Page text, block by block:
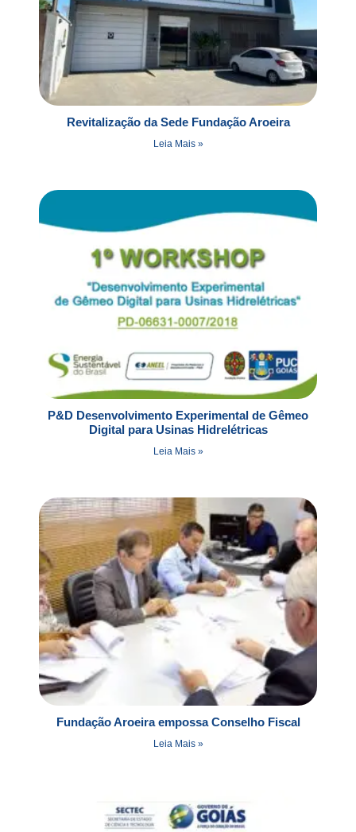
Revitalização da Sede Fundação Aroeira
Leia Mais »
P&D Desenvolvimento Experimental de Gêmeo
Digital para Usinas Hidrelétricas
Leia Mais »
Fundação Aroeira empossa Conselho Fiscal
Leia Mais »